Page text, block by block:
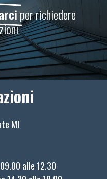
per richiedere
MI
alle 12.30